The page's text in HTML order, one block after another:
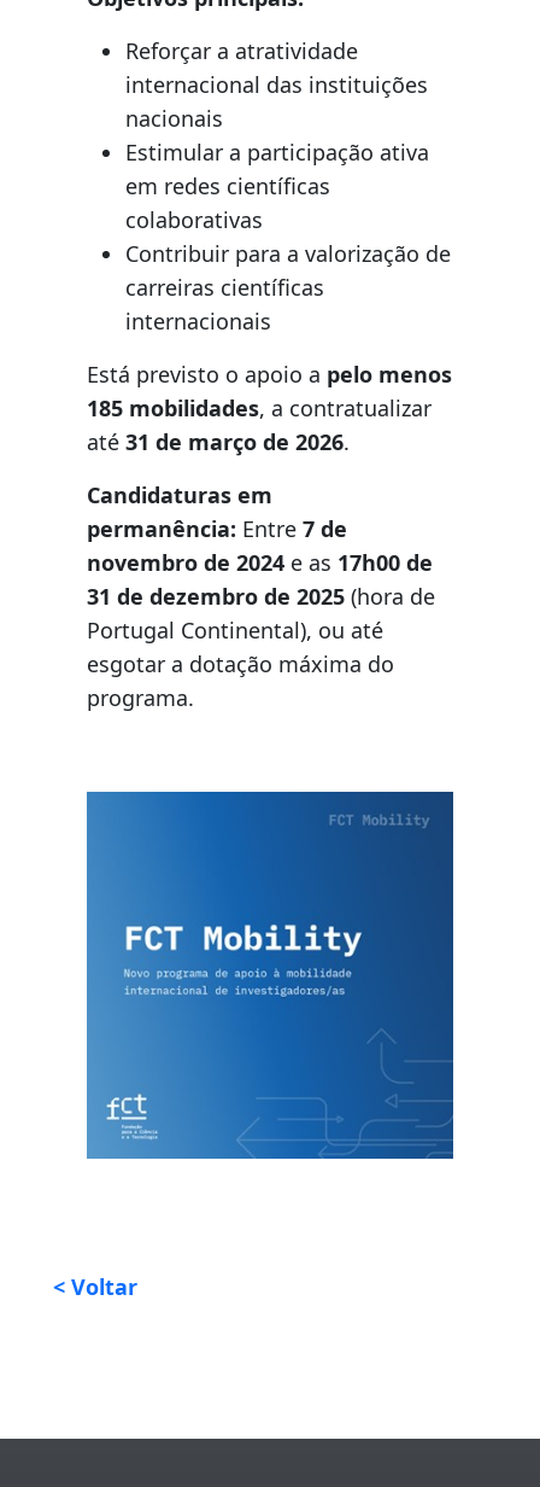
Reforçar a atratividade
internacional das instituições
nacionais
Estimular a participação ativa
em redes científicas
colaborativas
Contribuir para a valorização de
carreiras científicas
internacionais
Está previsto o apoio a pelo menos
185 mobilidades, a contratualizar
até 31 de março de 2026.
Candidaturas em
permanência: Entre 7 de
novembro de 2024 e as 17h00 de
31 de dezembro de 2025 (hora de
Portugal Continental), ou até
esgotar a dotação máxima do
programa.
< Voltar